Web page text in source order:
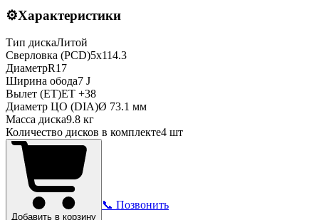
⚙️Характеристики
Тип дискаЛитой
Сверловка (PCD)5x114.3
ДиаметрR17
Ширина обода7 J
Вылет (ET)ET +38
Диаметр ЦО (DIA)Ø 73.1 мм
Масса диска9.8 кг
Количество дисков в комплекте4 шт
Добавить в корзину
📞 Позвонить